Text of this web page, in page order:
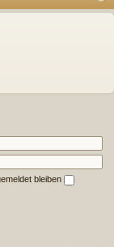
bleiben